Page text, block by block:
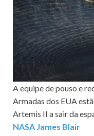
A equipe de pouso e
Armadas dos EUA
Artemis II a sair da
NASA James Blair